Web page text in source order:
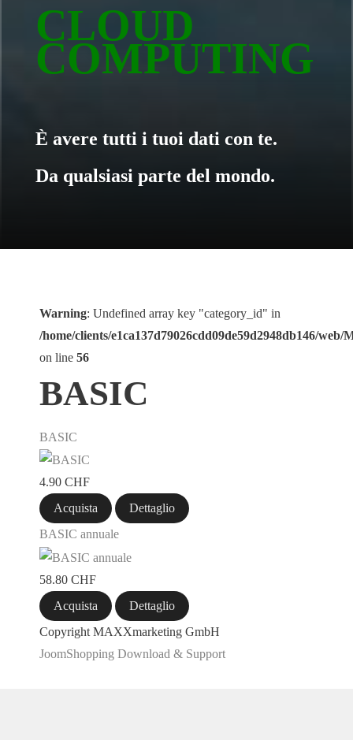
CLOUD
COMPUTING
È avere tutti i tuoi dati con te.
Da qualsiasi parte del mondo.
Warning: Undefined array key "category_id" in
/home/clients/e1ca137d79026cdd09de59d2948db146/
on line 56
BASIC
BASIC
4.90 CHF
Acquista
Dettaglio
BASIC annuale
58.80 CHF
Acquista
Dettaglio
Copyright MAXXmarketing GmbH
JoomShopping Download & Support